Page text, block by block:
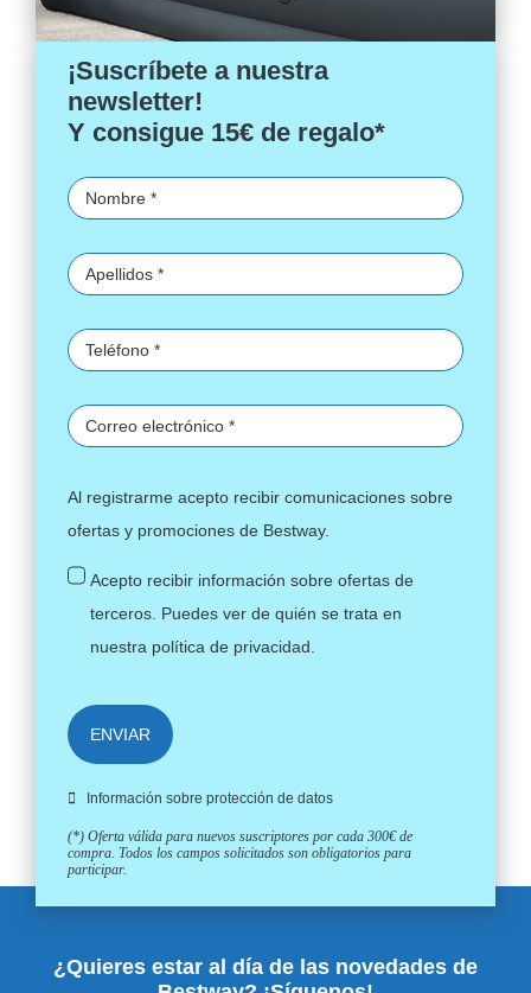
¡Suscríbete a nuestra
newsletter!
Y consigue 15€ de regalo*
Al registrarme acepto recibir comunicaciones sobre
ofertas y promociones de Bestway.
Acepto recibir información sobre ofertas de
terceros. Puedes ver de quién se trata en
nuestra política de privacidad
ENVIAR
Información sobre protección de datos
(*) Oferta válida para nuevos suscriptores por cada 300€ de
compra. Todos los campos solicitados son obligatorios para
participar.
¿Quieres estar al día de las novedades de